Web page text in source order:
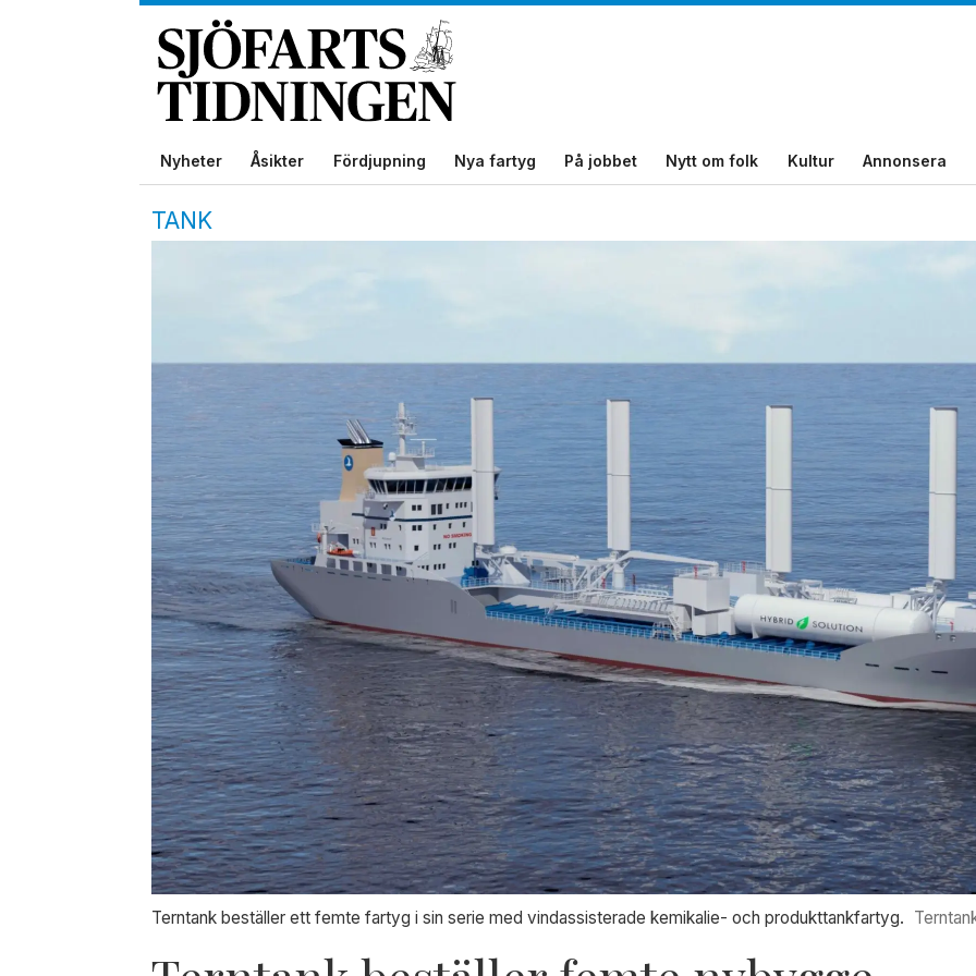
Nyheter Åsikter Fördjupning Nya fartyg På jobbet Nytt om folk Kultur Annonsera
TANK
Terntank beställer ett femte fartyg i sin serie med vindassisterade kemikalie- och produkttankfartyg.